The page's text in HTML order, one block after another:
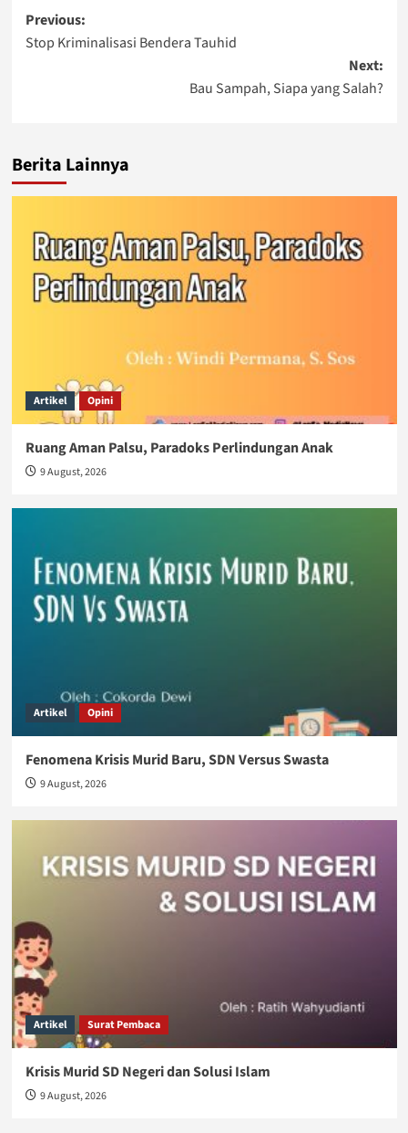
Post
navigation
Previous:
Stop Kriminalisasi Bendera Tauhid
Next:
Bau Sampah, Siapa yang Salah?
Berita Lainnya
Artikel Opini
Ruang Aman Palsu, Paradoks Perlindungan Anak
9 August, 2026
Artikel Opini
Fenomena Krisis Murid Baru, SDN Versus Swasta
9 August, 2026
Artikel Surat Pembaca
Krisis Murid SD Negeri dan Solusi Islam
9 August, 2026